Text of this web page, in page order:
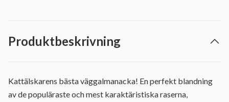
Produktbeskrivning
Kattälskarens bästa väggalmanacka! En perfekt blandning
av de populäraste och mest karaktäristiska raserna,